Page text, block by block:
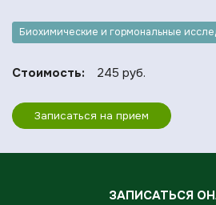
Биохимические и гормональные
Стоимость: 245 руб.
Записаться на прием
ЗАПИСАТЬСЯ